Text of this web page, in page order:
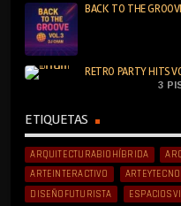
BACK TO THE
RETRO PARTY HITS
3
ETIQUETAS
ARQUITECTURABIOHÍBRIDA
ARTEINTERACTIVO
DISEÑOFUTURISTA